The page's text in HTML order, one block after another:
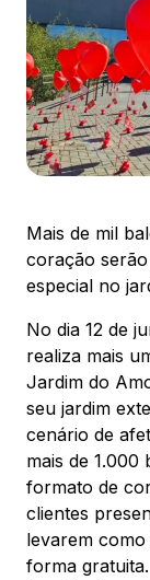
Ver
CONTATO
Comodidades
Mapa Virtual
Mais de mil
coração
especial no
No dia 12 de
realiza mais
Jardim do
seu jardim
cenário de
mais de 1.000
formato de
clientes
levarem
forma gratuita.